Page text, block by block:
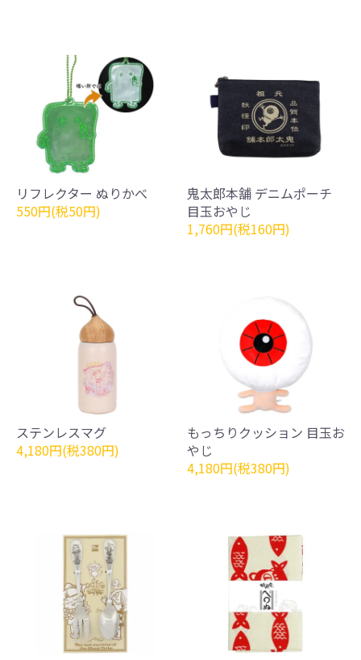
リフレクター ぬりかべ
550円(税50円)
鬼太郎本舗 デニムポーチ
目玉おやじ
1,760円(税160円)
ステンレスマグ
4,180円(税380円)
もっちりクッション 目玉お
やじ
4,180円(税380円)